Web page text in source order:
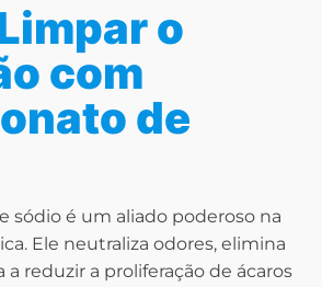
o
com
de
sódio é um aliado poderoso na
Ele neutraliza odores, elimina
reduzir a proliferação de ácaros